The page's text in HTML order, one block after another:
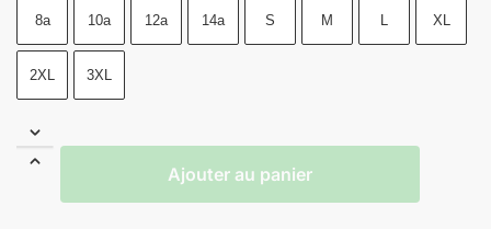
8a 10a 12a 14a S M L XL
2XL 3XL
Ajouter au panier